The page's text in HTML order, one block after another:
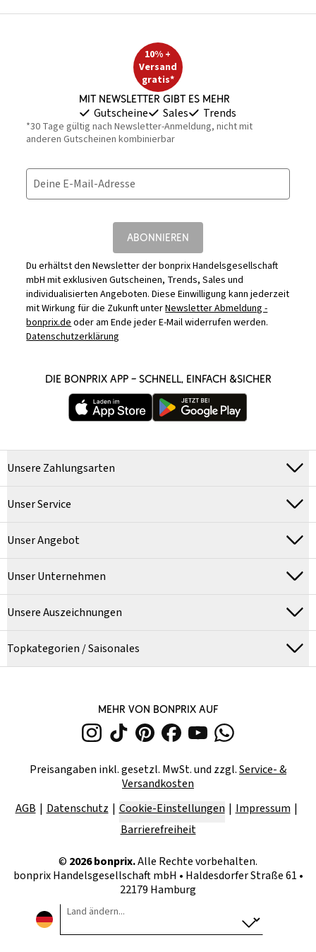
10% +
Versand
gratis*
Mit Newsletter gibt es mehr
Gutscheine Sales Trends
*30 Tage gültig nach Newsletter-Anmeldung, nicht mit
anderen Gutscheinen kombinierbar
Deine E-Mail-Adresse
ABONNIEREN
Du erhältst den Newsletter der bonprix Handelsgesellschaft
mbH mit exklusiven Gutscheinen, Trends, Sales und
individualisierten Angeboten. Diese Einwilligung kann jederzeit
mit Wirkung für die Zukunft unterNewsletter Abmeldung -
bonprix.deoder am Ende jeder E-Mail widerrufen werden.
Datenschutzerklärung
DIE BONPRIX APP – SCHNELL, EINFACH &SICHER
Unsere Zahlungsarten
Unser Service
Unser Angebot
Unser Unternehmen
Unsere Auszeichnungen
Topkategorien / Saisonales
MEHR VON BONPRIX AUF
Preisangaben inkl. gesetzl. MwSt. und zzgl.Service- &
Versandkosten
AGB
Datenschutz Cookie-Einstellungen
Impressum
Barrierefreiheit
© 2026bonprix.Alle Rechte vorbehalten.
bonprix Handelsgesellschaft mbH • Haldesdorfer Straße 61 •
22179 Hamburg
Land ändern...